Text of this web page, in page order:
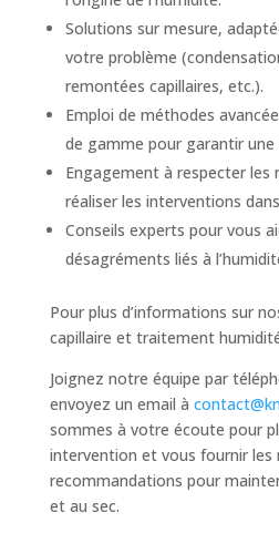
Solutions sur mesure,
votre problème
remontées capillaires, etc.).
Emploi de méthodes
de gamme pour garantir une
Engagement à respecter les
réaliser les interventions
Conseils experts pour vous
désagréments liés à
Pour plus d’informations sur
capillaire et traitement
Joignez notre équipe par
envoyez un email à
sommes à votre écoute pour
intervention et vous fournir les
recommandations pour
et au sec.